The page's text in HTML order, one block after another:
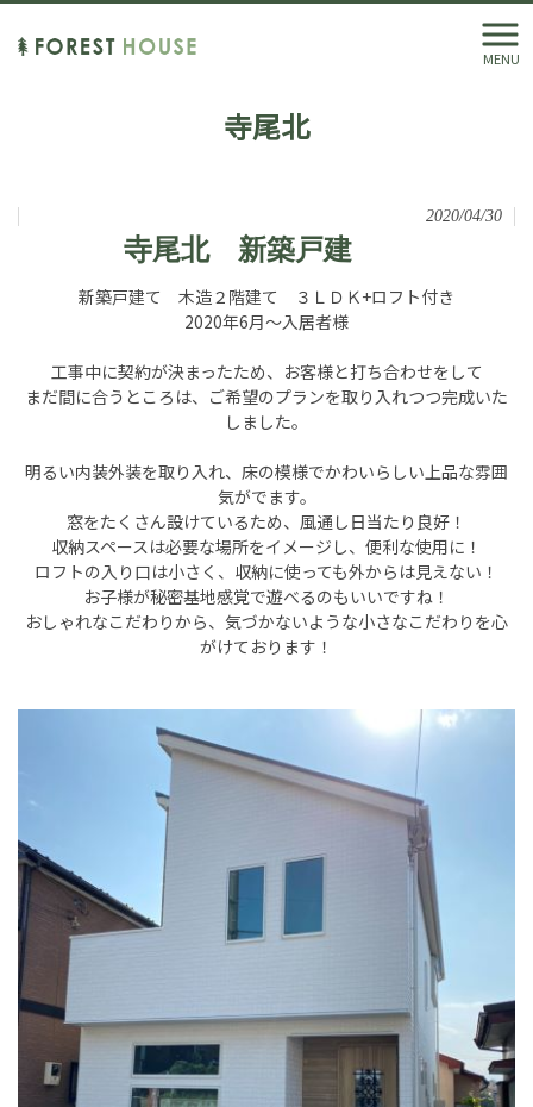
MENU
寺尾北
2020/04/30
寺尾北 新築戸建
新築戸建て 木造２階建て ３ＬＤＫ+ロフト付き
2020年6月～入居者様
工事中に契約が決まったため、お客様と打ち合わせをして
まだ間に合うところは、ご希望のプランを取り入れつつ完成いた
しました。
明るい内装外装を取り入れ、床の模様でかわいらしい上品な雰囲
気がでます。
窓をたくさん設けているため、風通し日当たり良好！
収納スペースは必要な場所をイメージし、便利な使用に！
ロフトの入り口は小さく、収納に使っても外からは見えない！
お子様が秘密基地感覚で遊べるのもいいですね！
おしゃれなこだわりから、気づかないような小さなこだわりを心
がけております！